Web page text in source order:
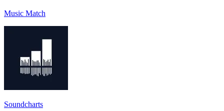
Music Match
Soundcharts